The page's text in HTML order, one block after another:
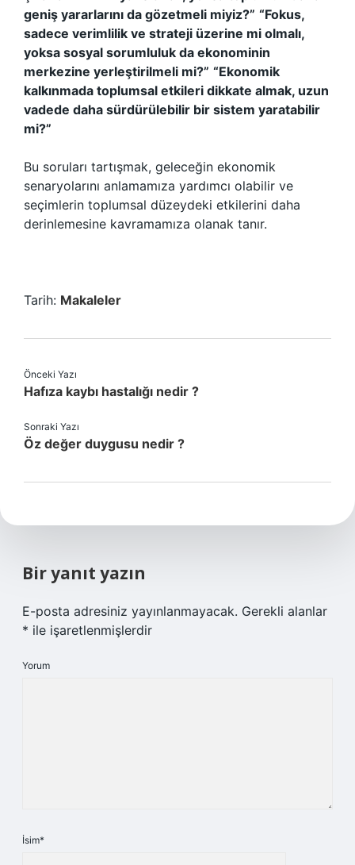
geniş yararlarını da gözetmeli miyiz?” “Fokus,
sadece verimlilik ve strateji üzerine mi olmalı,
yoksa sosyal sorumluluk da ekonominin
merkezine yerleştirilmeli mi?” “Ekonomik
kalkınmada toplumsal etkileri dikkate almak, uzun
vadede daha sürdürülebilir bir sistem yaratabilir
mi?”
Bu soruları tartışmak, geleceğin ekonomik
senaryolarını anlamamıza yardımcı olabilir ve
seçimlerin toplumsal düzeydeki etkilerini daha
derinlemesine kavramamıza olanak tanır.
Tarih: Makaleler
Önceki Yazı
Hafıza kaybı hastalığı nedir ?
Sonraki Yazı
Öz değer duygusu nedir ?
Bir yanıt yazın
E-posta adresiniz yayınlanmayacak. Gerekli alanlar
* ile işaretlenmişlerdir
Yorum
İsim*